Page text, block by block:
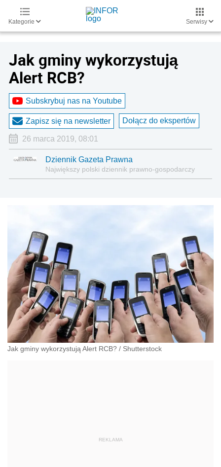
Kategorie Serwisy
Jak gminy wykorzystują
Alert RCB?
Subskrybuj nas na Youtube
Zapisz się na newsletter Dołącz do ekspertów
26 marca 2019, 08:01
Dziennik Gazeta Prawna
Największy polski dziennik prawno-gospodarczy
Jak gminy wykorzystują Alert RCB? / Shutterstock